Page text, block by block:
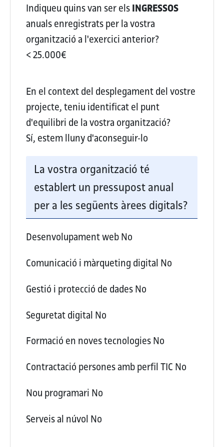
Indiqueu quins van ser elsINGRESSOS
anuals enregistrats per la vostra
organització a l'exercici anterior?
< 25.000€
En el context del desplegament del vostre
projecte, teniu identificat el punt
d'equilibri de la vostra organització?
Sí, estem lluny d'aconseguir-lo
La vostra organització té
establert un pressupost anual
per a les següents àrees digitals?
Desenvolupament webNo
Comunicació i màrqueting digital No
Gestió i protecció de dadesNo
Seguretat digital No
Formació en noves tecnologiesNo
Contractació persones amb perfil TIC No
Nou programari No
Serveis al núvol No